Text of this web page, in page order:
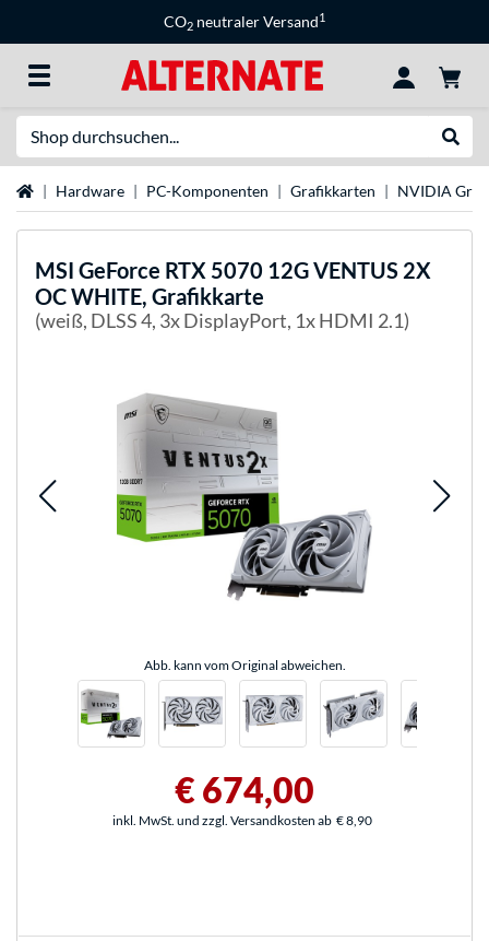
CO2 neutraler Versand1
StartseiteHardware PC-Komponenten Grafikkarten NVIDIA
MSI GeForce RTX 5070 12G VENTUS 2X
OC WHITE, Grafikkarte
(weiß, DLSS 4, 3x DisplayPort, 1x HDMI 2.1)
Abb. kann vom Original abweichen.
€ 674,00
inkl. MwSt. und zzgl. Versandkosten ab € 8,90